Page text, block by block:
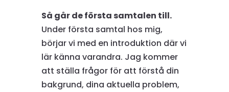
Så går de första samtalen till.
Under första samtal hos mig,
börjar vi med en introduktion där vi
lär känna varandra. Jag kommer
att ställa frågor för att förstå din
bakgrund, dina aktuella problem,